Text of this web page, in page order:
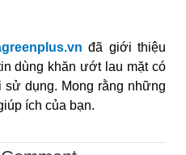
đã giới thiệu
dùng khăn ướt lau mặt có
sử dụng. Mong rằng những
ích của bạn.